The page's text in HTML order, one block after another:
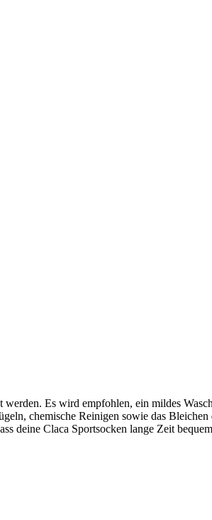
Es wird empfohlen, ein mildes
chemische Reinigen sowie das
deine Claca Sportsocken lange Zeit